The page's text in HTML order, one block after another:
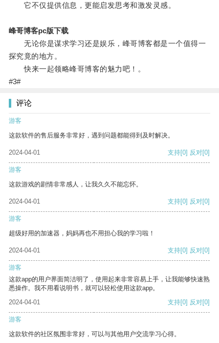
它不仅提供信息，更能启发思考和激发灵感。
峰哥博客pc版下载
无论你是谋求学习还是娱乐，峰哥博客都是一个值得一
探究竟的地方。
快来一起领略峰哥博客的魅力吧！。
#3#
评论
游客
这款软件的售后服务非常好，遇到问题都能得到及时解决。
2024-04-01 支持[0] 反对[0]
游客
这款游戏的剧情非常感人，让我久久不能忘怀。
2024-04-01 支持[0] 反对[0]
游客
超级好用的加速器，妈妈再也不用担心我的学习啦！
2024-04-01 支持[0] 反对[0]
游客
这款app的用户界面简洁明了，使用起来非常容易上手，让我能够快速熟
悉操作。我不用看说明书，就可以轻松使用这款app。
2024-04-01
支持[0] 反对[0]
游客
这款软件的社区氛围非常好，可以与其他用户交流学习心得。